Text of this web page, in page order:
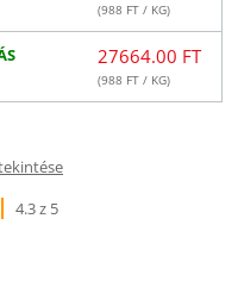
(988 FT / KG)
27664.00 FT
(988 FT / KG)
4.3 z 5